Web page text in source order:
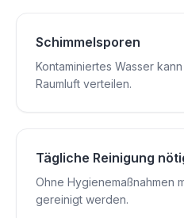
Schimmelsporen
Kontaminiertes Wasser
Raumluft verteilen.
Tägliche Reinigung
Ohne Hygienemaßnahmen
gereinigt werden.